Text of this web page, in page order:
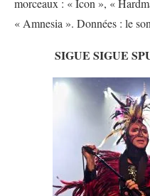
morceaux : « Icon », «
« Amnesia ». Données : le
SIGUE SIGUE